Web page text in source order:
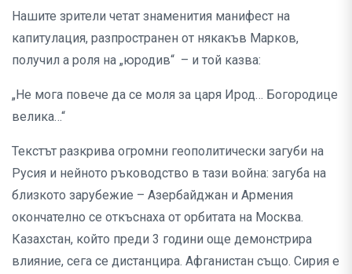
Нашите зрители четат знаменития манифест на
капитулация, разпространен от някакъв Марков,
получил а роля на „юродив“ – и той казва:
„Не мога повече да се моля за царя Ирод… Богородице
велика…“
Текстът разкрива огромни геополитически загуби на
Русия и нейното ръководство в тази война: загуба на
близкото зарубежие – Азербайджан и Армения
окончателно се откъснаха от орбитата на Москва.
Казахстан, който преди 3 години още демонстрира
влияние, сега се дистанцира. Афганистан също. Сирия е